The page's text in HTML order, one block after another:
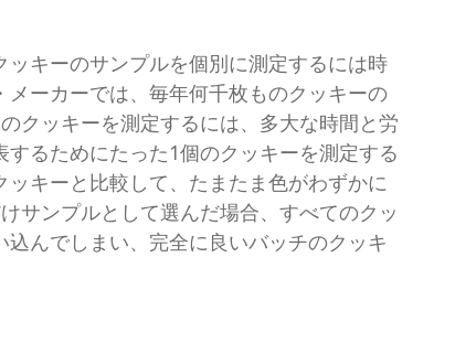
キーのサンプルを個別に測定するには時
ーカーでは、毎年何千枚ものクッキーの
クッキーを測定するには、多大な時間と労
るためにたった1個のクッキーを測定する
キーと比較して、たまたま色がわずかに
サンプルとして選んだ場合、すべてのクッ
んでしまい、完全に良いバッチのクッキ